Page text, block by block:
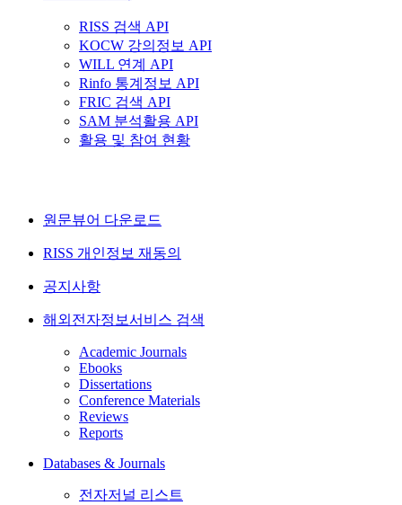
RISS 검색 API
KOCW 강의정보 API
WILL 연계 API
Rinfo 통계정보 API
FRIC 검색 API
SAM 분석활용 API
활용 및 참여 현황
원문뷰어 다운로드
RISS 개인정보 재동의
공지사항
해외전자정보서비스 검색
Academic Journals
Ebooks
Dissertations
Conference Materials
Reviews
Reports
Databases & Journals
전자저널 리스트